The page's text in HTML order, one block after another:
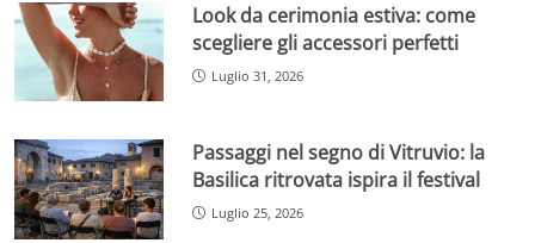
Look da cerimonia estiva: come
scegliere gli accessori perfetti
Luglio 31, 2026
Passaggi nel segno di Vitruvio: la
Basilica ritrovata ispira il festival
Luglio 25, 2026